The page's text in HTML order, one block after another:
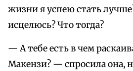
жизни я успею стать
исцелюсь? Что тогда?
— А тебе есть в чем
Макензи? — спросила она,